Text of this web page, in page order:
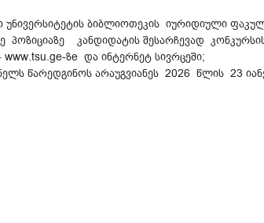
ბიბლიოთეკის იურიდიული
კანდიდატის შესარჩევად
ზe და ინტერნეტ სივრცეში;
წარედგინოს არაუგვიანეს 2026 წლის 23